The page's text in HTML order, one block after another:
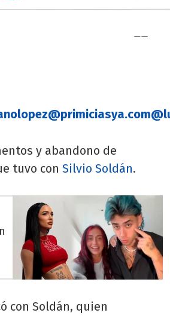
y abandono de
tuvo con Silvio Soldán.
con Soldán, quien